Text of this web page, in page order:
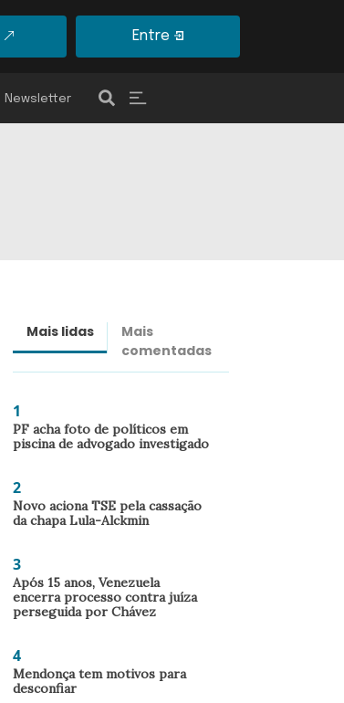
Entre
Newsletter
Mais lidas
Mais
comentadas
1
PF acha foto de políticos em
piscina de advogado investigado
2
Novo aciona TSE pela cassação
da chapa Lula-Alckmin
3
Após 15 anos, Venezuela
encerra processo contra juíza
perseguida por Chávez
4
Mendonça tem motivos para
desconfiar